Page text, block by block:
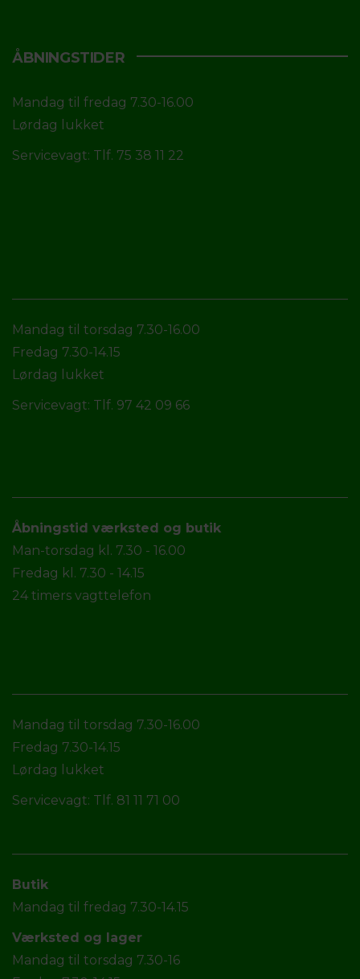
ÅBNINGSTIDER
Mandag til fredag 7.30-16.00
Lørdag lukket
Servicevagt: Tlf. 75 38 11 22
Mandag til torsdag 7.30-16.00
Fredag 7.30-14.15
Lørdag lukket
Servicevagt: Tlf. 97 42 09 66
Åbningstid værksted og butik
Man-torsdag kl. 7.30 - 16.00
Fredag kl. 7.30 - 14.15
24 timers vagttelefon
Mandag til torsdag 7.30-16.00
Fredag 7.30-14.15
Lørdag lukket
Servicevagt: Tlf. 81 11 71 00
Butik
Mandag til fredag 7.30-14.15
Værksted og lager
Mandag til torsdag 7.30-16